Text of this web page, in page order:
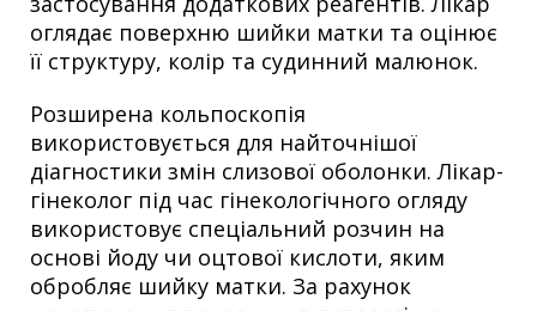
оглядає поверхню шийки матки та оцінює
її структуру, колір та судинний малюнок.
Розширена кольпоскопія
використовується для найточнішої
діагностики змін слизової оболонки. Лікар-
гінеколог під час гінекологічного огляду
використовує спеціальний розчин на
основі йоду чи оцтової кислоти, яким
обробляє шийку матки. За рахунок